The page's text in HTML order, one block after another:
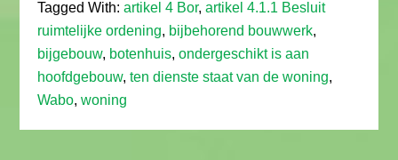
Tagged With:artikel 4 Bor,artikel 4.1.1 Besluit
ruimtelijke ordening, bijbehorend bouwwerk,
bijgebouw, botenhuis,ondergeschikt is aan
hoofdgebouw,ten dienste staat van de woning,
Wabo,woning